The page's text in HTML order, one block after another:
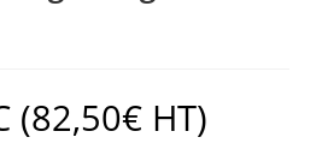
(82,50€ HT)